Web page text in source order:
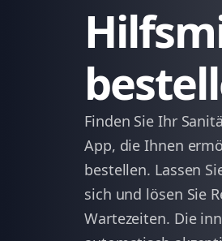
Finden Sie Ihr
App, die Ihnen
bestellen. Lassen
sich und lösen Sie
Wartezeiten. Die